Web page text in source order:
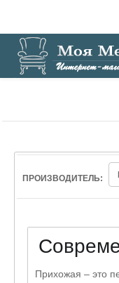
Главная / Мебель для
ПРОИЗВОДИТЕЛЬ:
Прихожая – это